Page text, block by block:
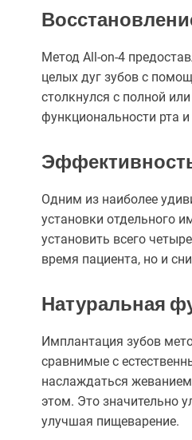
Метод All-on-4
целых дуг зубов с
столкнулся с полной
функциональности рта и
Одним из наиболее
установки отдельного
установить всего
время пациента, но и
Натуральная
Имплантация зубов
сравнимые с
наслаждаться
этом. Это значительно
улучшая пищеварение.